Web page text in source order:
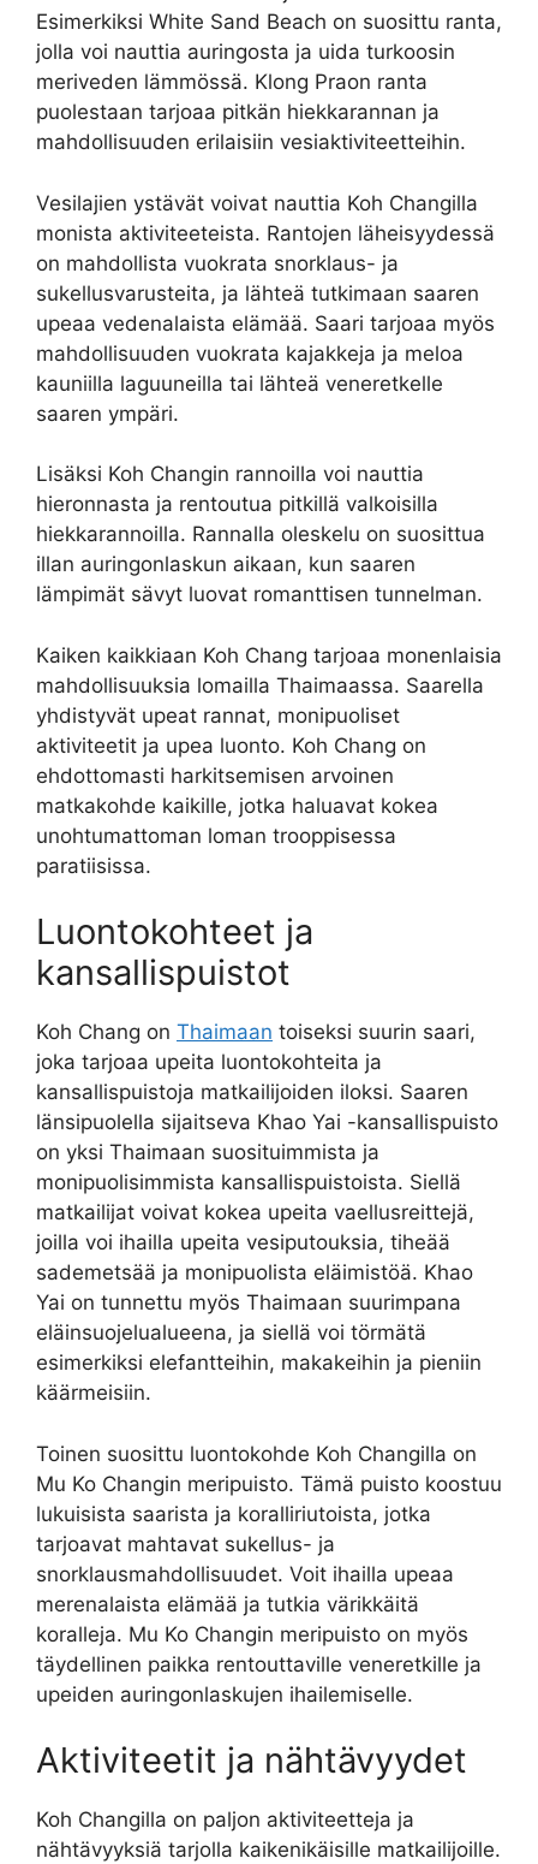
Esimerkiksi White Sand Beach on suosittu ranta,
jolla voi nauttia auringosta ja uida turkoosin
meriveden lämmössä. Klong Praon ranta
puolestaan tarjoaa pitkän hiekkarannan ja
mahdollisuuden erilaisiin vesiaktiviteetteihin.
Vesilajien ystävät voivat nauttia Koh Changilla
monista aktiviteeteista. Rantojen läheisyydessä
on mahdollista vuokrata snorklaus- ja
sukellusvarusteita, ja lähteä tutkimaan saaren
upeaa vedenalaista elämää. Saari tarjoaa myös
mahdollisuuden vuokrata kajakkeja ja meloa
kauniilla laguuneilla tai lähteä veneretkelle
saaren ympäri.
Lisäksi Koh Changin rannoilla voi nauttia
hieronnasta ja rentoutua pitkillä valkoisilla
hiekkarannoilla. Rannalla oleskelu on suosittua
illan auringonlaskun aikaan, kun saaren
lämpimät sävyt luovat romanttisen tunnelman.
Kaiken kaikkiaan Koh Chang tarjoaa monenlaisia
mahdollisuuksia lomailla Thaimaassa. Saarella
yhdistyvät upeat rannat, monipuoliset
aktiviteetit ja upea luonto. Koh Chang on
ehdottomasti harkitsemisen arvoinen
matkakohde kaikille, jotka haluavat kokea
unohtumattoman loman trooppisessa
paratiisissa.
Luontokohteet ja
kansallispuistot
Koh Chang on Thaimaan toiseksi suurin saari,
joka tarjoaa upeita luontokohteita ja
kansallispuistoja matkailijoiden iloksi. Saaren
länsipuolella sijaitseva Khao Yai -kansallispuisto
on yksi Thaimaan suosituimmista ja
monipuolisimmista kansallispuistoista. Siellä
matkailijat voivat kokea upeita vaellusreittejä,
joilla voi ihailla upeita vesiputouksia, tiheää
sademetsää ja monipuolista eläimistöä. Khao
Yai on tunnettu myös Thaimaan suurimpana
eläinsuojelualueena, ja siellä voi törmätä
esimerkiksi elefantteihin, makakeihin ja pieniin
käärmeisiin.
Toinen suosittu luontokohde Koh Changilla on
Mu Ko Changin meripuisto. Tämä puisto koostuu
lukuisista saarista ja koralliriutoista, jotka
tarjoavat mahtavat sukellus- ja
snorklausmahdollisuudet. Voit ihailla upeaa
merenalaista elämää ja tutkia värikkäitä
koralleja. Mu Ko Changin meripuisto on myös
täydellinen paikka rentouttaville veneretkille ja
upeiden auringonlaskujen ihailemiselle.
Aktiviteetit ja nähtävyydet
Koh Changilla on paljon aktiviteetteja ja
nähtävyyksiä tarjolla kaikenikäisille matkailijoille.